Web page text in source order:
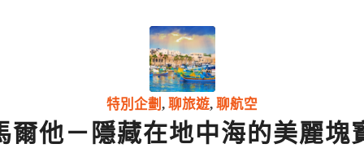
特別企劃 , 聊旅遊, 聊航空
爾他－隱藏在地中海的美麗塊